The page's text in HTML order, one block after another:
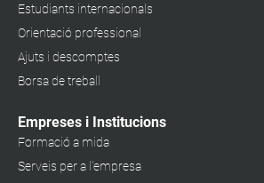
Estudiants internacionals
Orientació professional
Ajuts i descomptes
Borsa de treball
Empreses i Institucions
Formació a mida
Serveis per a l'empresa